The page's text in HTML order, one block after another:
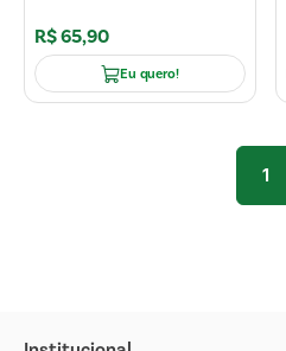
R$65,90
Eu quero!
1